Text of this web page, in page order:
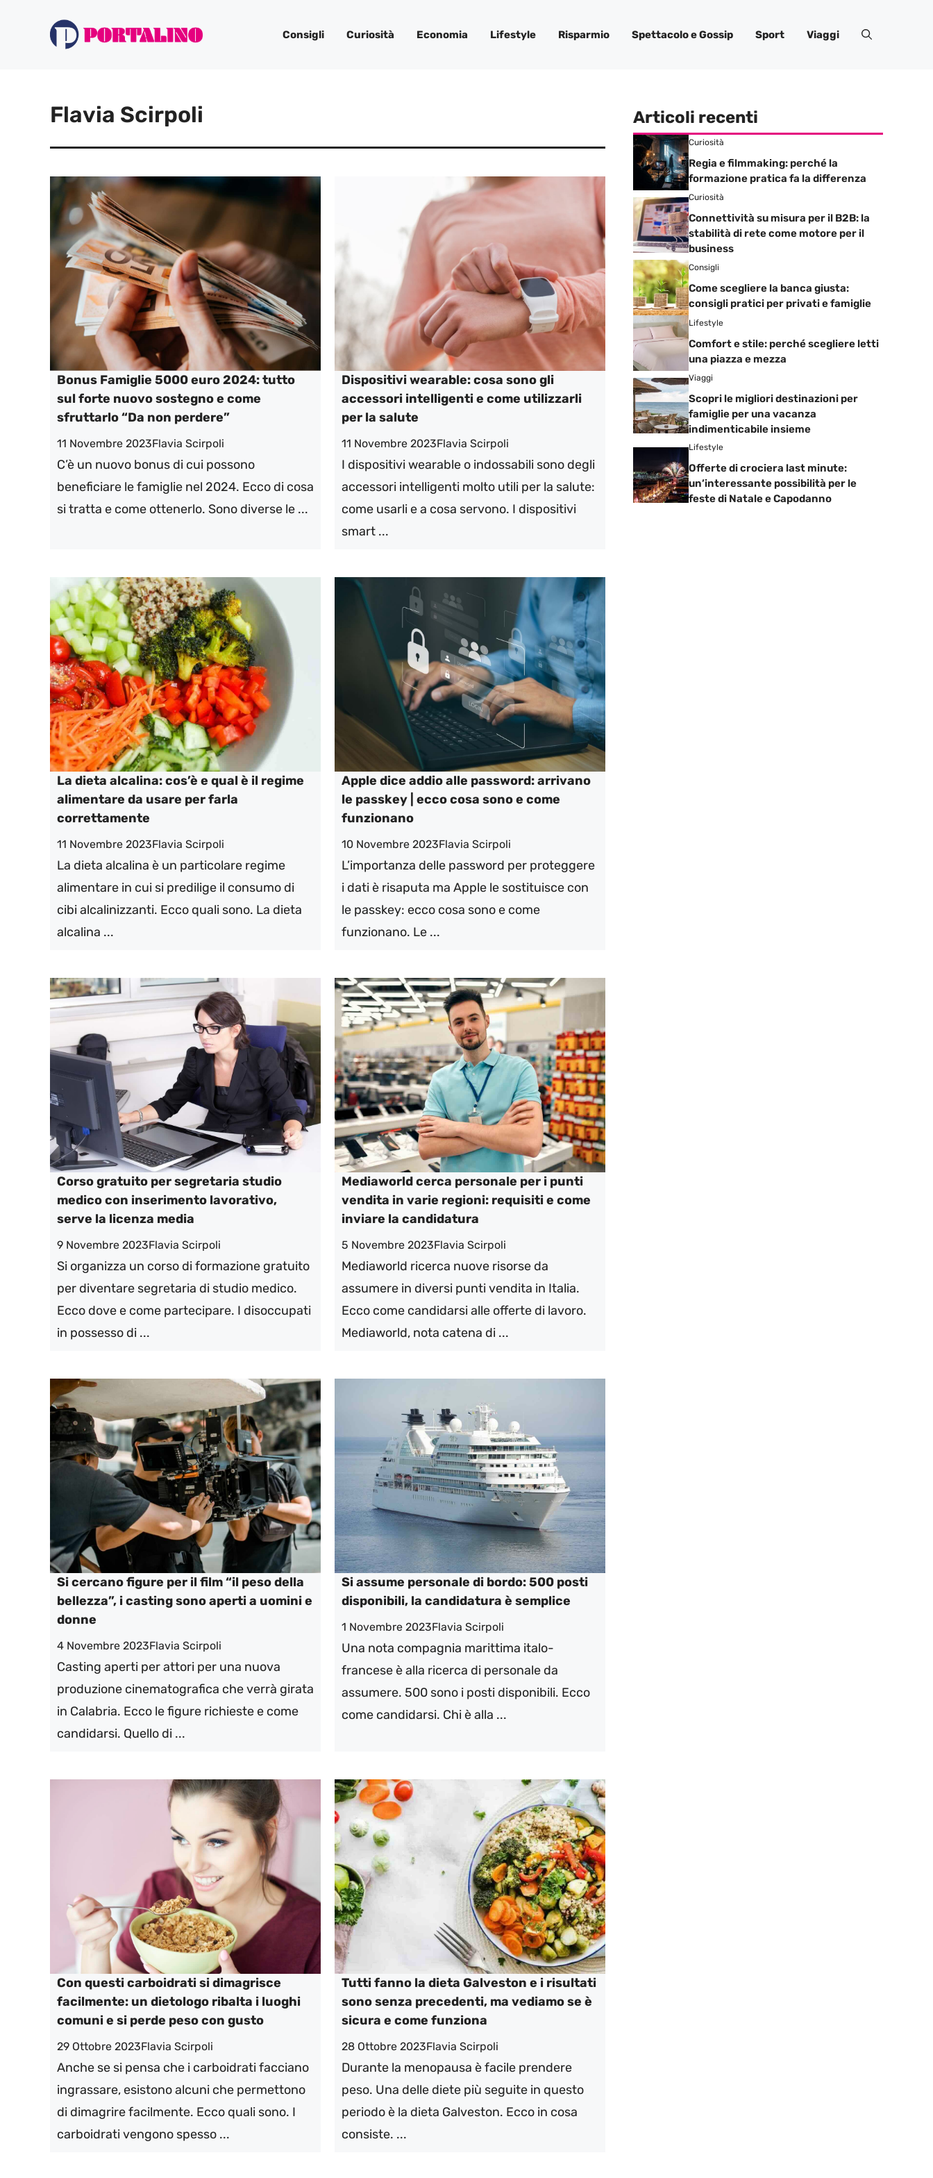
Consigli Curiosità Economia Lifestyle Risparmio Spettacolo e Gossip Sport Viaggi
Flavia Scirpoli
Bonus Famiglie 5000 euro 2024: tutto
sul forte nuovo sostegno e come
sfruttarlo “Da non perdere”
11 Novembre 2023Flavia Scirpoli
C’è un nuovo bonus di cui possono
beneficiare le famiglie nel 2024. Ecco di cosa
si tratta e come ottenerlo. Sono diverse le ...
Dispositivi wearable: cosa sono gli
accessori intelligenti e come utilizzarli
per la salute
11 Novembre 2023Flavia Scirpoli
I dispositivi wearable o indossabili sono degli
accessori intelligenti molto utili per la salute:
come usarli e a cosa servono. I dispositivi
smart ...
La dieta alcalina: cos’è e qual è il regime
alimentare da usare per farla
correttamente
11 Novembre 2023Flavia Scirpoli
La dieta alcalina è un particolare regime
alimentare in cui si predilige il consumo di
cibi alcalinizzanti. Ecco quali sono. La dieta
alcalina ...
Apple dice addio alle password: arrivano
le passkey | ecco cosa sono e come
funzionano
10 Novembre 2023Flavia Scirpoli
L’importanza delle password per proteggere
i dati è risaputa ma Apple le sostituisce con
le passkey: ecco cosa sono e come
funzionano. Le ...
Corso gratuito per segretaria studio
medico con inserimento lavorativo,
serve la licenza media
9 Novembre 2023Flavia Scirpoli
Si organizza un corso di formazione gratuito
per diventare segretaria di studio medico.
Ecco dove e come partecipare. I disoccupati
in possesso di ...
Mediaworld cerca personale per i punti
vendita in varie regioni: requisiti e come
inviare la candidatura
5 Novembre 2023Flavia Scirpoli
Mediaworld ricerca nuove risorse da
assumere in diversi punti vendita in Italia.
Ecco come candidarsi alle offerte di lavoro.
Mediaworld, nota catena di ...
Si cercano figure per il film “il peso della
bellezza”, i casting sono aperti a uomini e
donne
4 Novembre 2023Flavia Scirpoli
Casting aperti per attori per una nuova
produzione cinematografica che verrà girata
in Calabria. Ecco le figure richieste e come
candidarsi. Quello di ...
Si assume personale di bordo: 500 posti
disponibili, la candidatura è semplice
1 Novembre 2023Flavia Scirpoli
Una nota compagnia marittima italo-
francese è alla ricerca di personale da
assumere. 500 sono i posti disponibili. Ecco
come candidarsi. Chi è alla ...
Con questi carboidrati si dimagrisce
facilmente: un dietologo ribalta i luoghi
comuni e si perde peso con gusto
29 Ottobre 2023Flavia Scirpoli
Anche se si pensa che i carboidrati facciano
ingrassare, esistono alcuni che permettono
di dimagrire facilmente. Ecco quali sono. I
carboidrati vengono spesso ...
Tutti fanno la dieta Galveston e i risultati
sono senza precedenti, ma vediamo se è
sicura e come funziona
28 Ottobre 2023Flavia Scirpoli
Durante la menopausa è facile prendere
peso. Una delle diete più seguite in questo
periodo è la dieta Galveston. Ecco in cosa
consiste. ...
Articoli recenti
Curiosità
Regia e filmmaking: perché la
formazione pratica fa la differenza
Curiosità
Connettività su misura per il B2B: la
stabilità di rete come motore per il
business
Consigli
Come scegliere la banca giusta:
consigli pratici per privati e famiglie
Lifestyle
Comfort e stile: perché scegliere letti
una piazza e mezza
Viaggi
Scopri le migliori destinazioni per
famiglie per una vacanza
indimenticabile insieme
Lifestyle
Offerte di crociera last minute:
un’interessante possibilità per le
feste di Natale e Capodanno